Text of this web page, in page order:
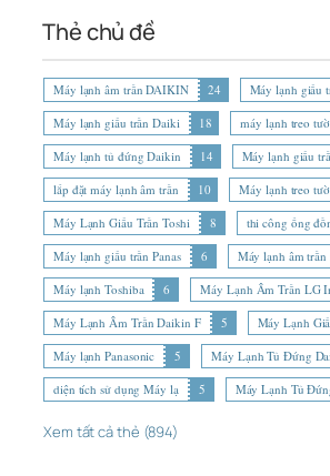
Thẻ chủ đề
Máy lạnh âm trần DAIKIN 24 Máy lạnh giấu
Máy lạnh giấu trần Daiki
18 máy lạnh treo
Máy lạnh tủ đứng Daikin
14 Máy lạnh giấu
lắp đặt máy lạnh âm trần
10 Máy lạnh treo
Máy Lạnh Giấu Trần Toshi
8 thi công ống
Máy lạnh giấu trần Panas
6 Máy lạnh âm
Máy lạnh Toshiba
6 Máy Lạnh Âm Trần LG
Máy Lạnh Âm Trần Daikin F
5 Máy Lạnh
Máy lạnh Panasonic
5 Máy Lạnh Tủ Đứng
diện tích sử dụng Máy lạ
5 Máy Lạnh Tủ
Xem tất cả thẻ (894)